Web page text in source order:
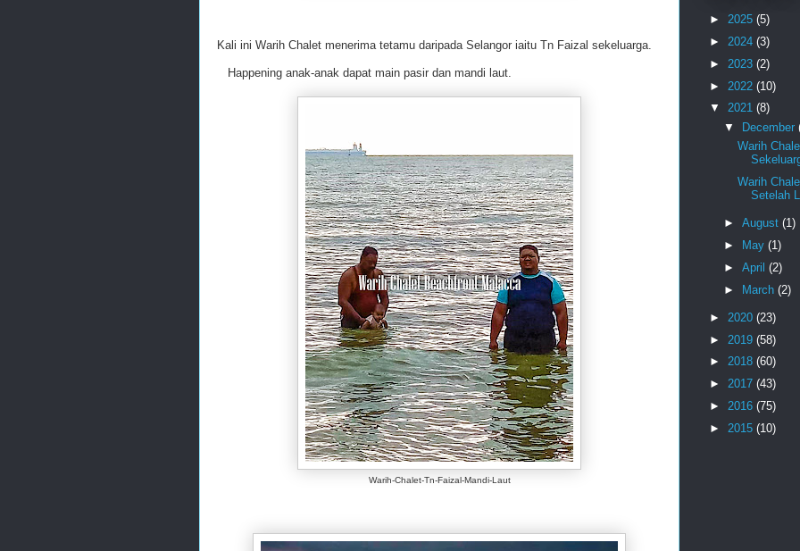
Kali ini Warih Chalet menerima tetamu daripada Selangor iaitu Tn Faizal sekeluarga.
Happening anak-anak dapat main pasir dan mandi laut.
Warih-Chalet-Tn-Faizal-Mandi-Laut
► 2025 (5)
► 2024 (3)
► 2023 (2)
► 2022 (10)
▼ 2021 (8)
▼
December
Warih
Warih
Setelah
► August (1)
►
May (1)
► April (2)
► March (2)
► 2020 (23)
► 2019 (58)
► 2018 (60)
► 2017 (43)
► 2016 (75)
► 2015 (10)